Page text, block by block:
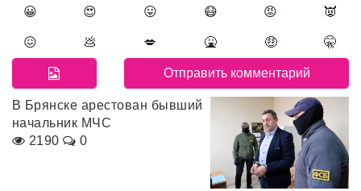
😀 😍 😛 😷 😡 👿
😖 💩 💋 🤮 🤑 🤫
В Брянске арестован бывший
начальник МЧС
2190
0